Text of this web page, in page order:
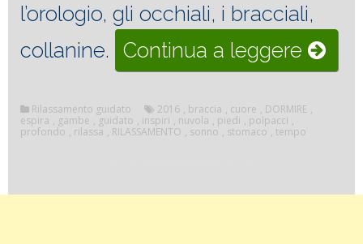
l’orologio, gli occhiali, i bracciali,
collanine.
Continua a leggere
PER
Rilassamento guidato 2016 , braccia , cuore , DORMIRE ,
espira , gambe , guidato , inspiri , nuvola , piedi , polpacci ,
profondo , rilassa , RILASSAMENTO , sonno , stomaco , tempo